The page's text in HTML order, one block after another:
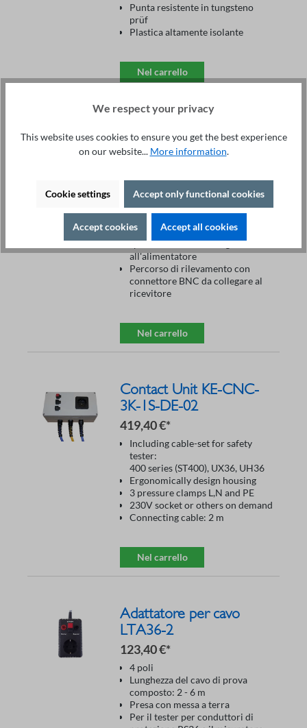
Punta resistente in tungsteno
prüf
Plastica altamente isolante
Nel carrello
PEP2-15
Corrente massima di
funzionamento: 32A AC
Lunghezza del cavo: 15 m
Percorso di alimentazione con
spina da 6 mm da collegare
all'alimentatore
Percorso di rilevamento con
connettore BNC da collegare al
ricevitore
Nel carrello
Contact Unit KE-CNC-
3K-1S-DE-02
419,40 €*
Including cable-set for safety
tester:
400 series (ST400), UX36, UH36
Ergonomically design housing
3 pressure clamps L,N and PE
230V socket or others on demand
Connecting cable: 2 m
Nel carrello
Adattatore per cavo
LTA36-2
123,40 €*
4 poli
Lunghezza del cavo di prova
composto: 2 - 6 m
Presa con messa a terra
Per il tester per conduttori di
We respect your privacy
This website uses cookies to ensure you get the best experience
on our website... More information.
Cookie settings Accept only functional cookies
Accept cookies Accept all cookies